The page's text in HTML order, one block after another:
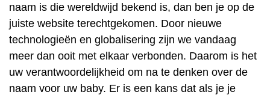
naam is die wereldwijd bekend is, dan ben je op de
juiste website terechtgekomen. Door nieuwe
technologieën en globalisering zijn we vandaag
meer dan ooit met elkaar verbonden. Daarom is het
uw verantwoordelijkheid om na te denken over de
naam voor uw baby. Er is een kans dat als je je